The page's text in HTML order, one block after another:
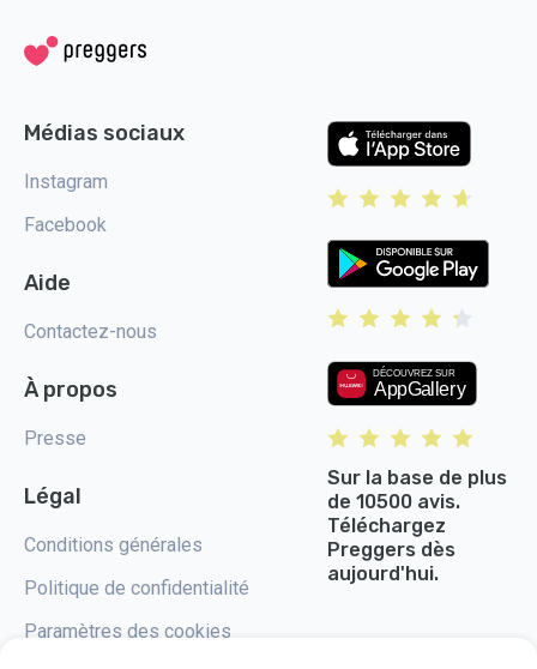
Médias sociaux
Instagram
Facebook
Aide
Contactez-nous
À propos
Presse
Légal
Conditions générales
Politique de confidentialité
Paramètres des cookies
Sur la base de plus
de 10500 avis.
Téléchargez
Preggers dès
aujourd'hui.